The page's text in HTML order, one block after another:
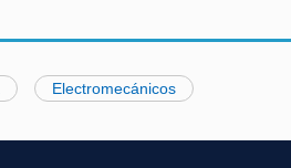
Electromecánicos